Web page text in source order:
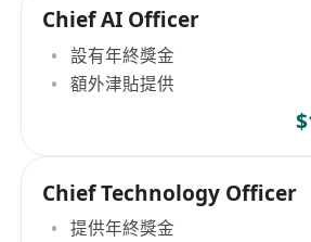
Chief AI Officer
設有年終獎金
額外津貼提供
Chief Technology Officer
提供年終獎金